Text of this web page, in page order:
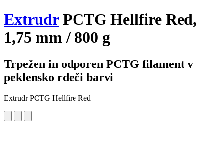
ExtrudrPCTG Hellfire Red,
1,75 mm / 800 g
Trpežen in odporen PCTG filament v
peklensko rdeči barvi
Extrudr PCTG Hellfire Red